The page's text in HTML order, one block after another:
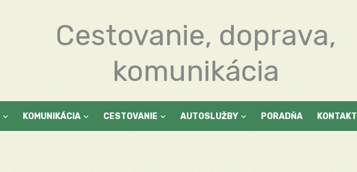
Cestovanie, doprava,
komunikácia
KOMUNIKÁCIA CESTOVANIE AUTOSLUŽBY PORADŇA KONTAKT